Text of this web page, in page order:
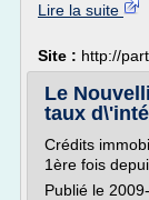
Lire la suite
Site : http://
Le
taux
Crédits
1ère fois
Publié le